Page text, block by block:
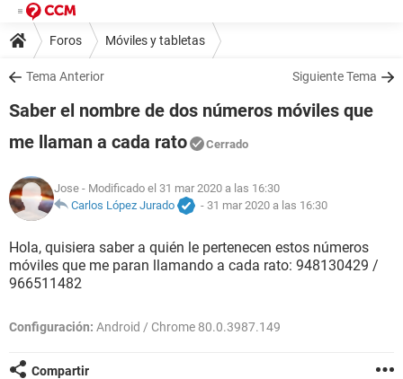
Foros Móviles y tabletas
Tema Anterior Siguiente Tema
Saber el nombre de dos números móviles que
me llaman a cada rato
Cerrado
Jose - Modificado el 31 mar 2020 a las 16:30
Carlos López Jurado
- 31 mar 2020 a las 16:30
Hola, quisiera saber a quién le pertenecen estos números
móviles que me paran llamando a cada rato: 948130429 /
966511482
Configuración: Android / Chrome 80.0.3987.149
Compartir